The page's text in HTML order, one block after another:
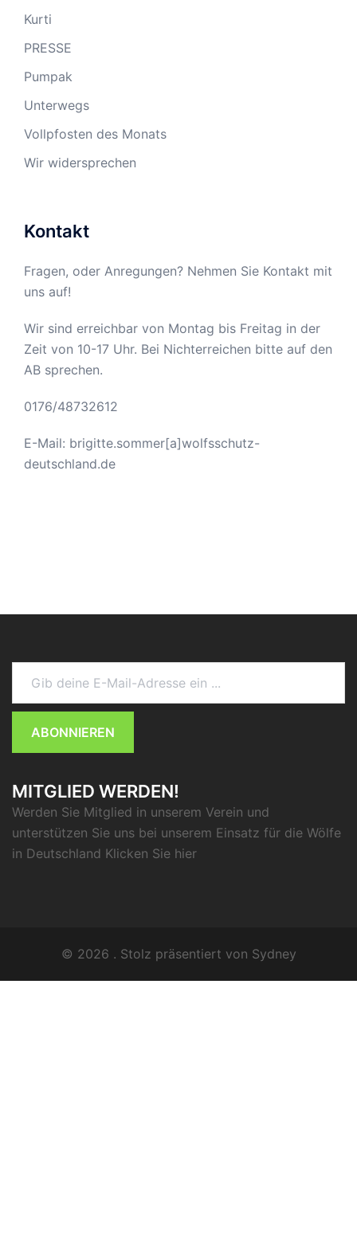
Kurti
PRESSE
Pumpak
Unterwegs
Vollpfosten des Monats
Wir widersprechen
Kontakt
Fragen, oder Anregungen? Nehmen Sie Kontakt mit
uns auf!
Wir sind erreichbar von Montag bis Freitag in der
Zeit von 10-17 Uhr. Bei Nichterreichen bitte auf den
AB sprechen.
0176/48732612
E-Mail: brigitte.sommer[a]wolfsschutz-
deutschland.de
Gib deine E-Mail-Adresse ein ...
ABONNIEREN
MITGLIED WERDEN!
Werden Sie Mitglied in unserem Verein und
unterstützen Sie uns bei unserem Einsatz für die Wölfe
in Deutschland Klicken Sie hier
© 2026 . Stolz präsentiert von Sydney